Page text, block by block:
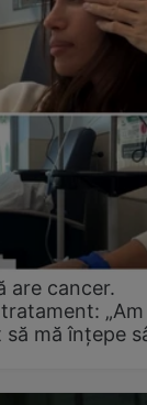
are cancer.
mă înțepe